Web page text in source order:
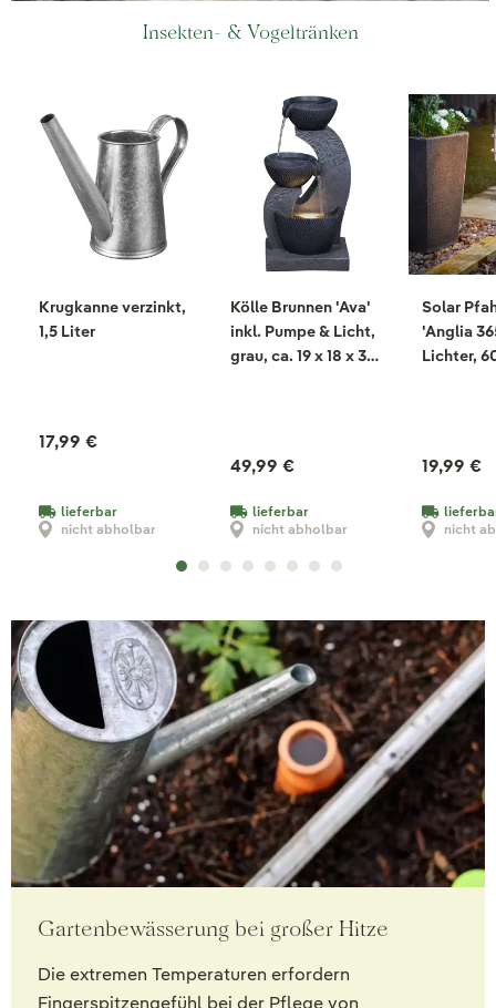
Insekten- & Vogeltränken
Krugkanne verzinkt,
1,5 Liter
17,99 €
lieferbar
nicht abholbar
Kölle Brunnen 'Ava'
inkl. Pumpe & Licht,
grau, ca. 19 x 18 x 36
49,99 €
lieferbar
nicht abholbar
Solar
'Anglia
Lichter,
19,99 €
nicht
Gartenbewässerung bei großer Hitze
Die extremen Temperaturen erfordern
Fingerspitzengefühl bei der Pflege von